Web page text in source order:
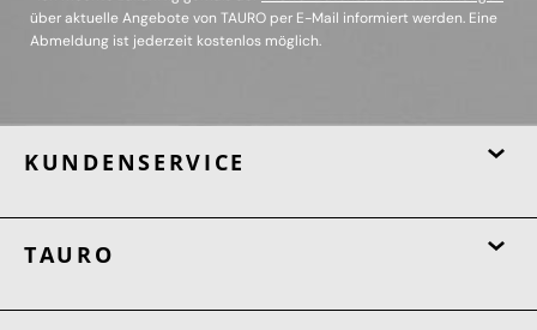
über aktuelle Angebote von TAURO per E-Mail informiert werden. Eine
Abmeldung ist jederzeit kostenlos möglich.
KUNDENSERVICE
TAURO